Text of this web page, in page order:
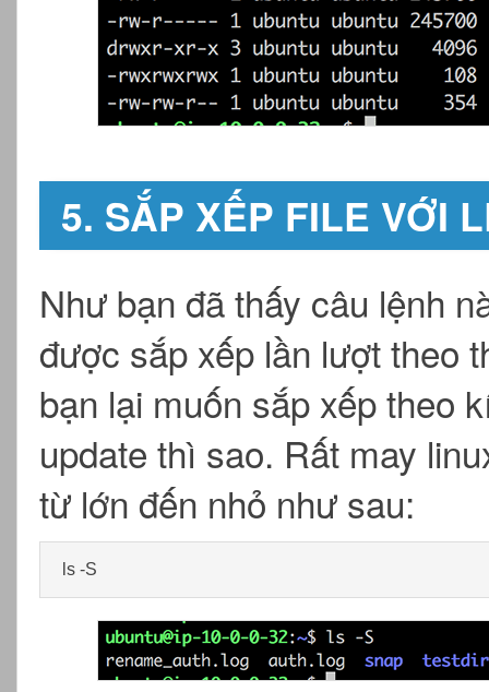
5. SẮP XẾP FILE VỚI
Như bạn đã thấy câu lệnh
được sắp xếp lần lượt theo
bạn lại muốn sắp xếp theo
update thì sao. Rất may
từ lớn đến nhỏ như sau:
ls -S